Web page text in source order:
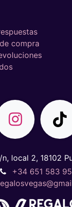
compra
local 2, 18102
+34 651 583